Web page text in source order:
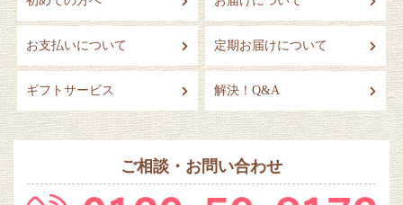
お支払いについて 定期お届けについて
ギフトサービス 解決！Q&A
ご相談・お問い合わせ